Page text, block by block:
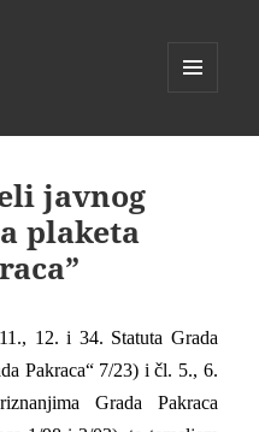
WIDGETI
javnog
plaketa
12. i 34. Statuta Grada
Pakraca“ 7/23) i čl. 5., 6.
Grada Pakraca